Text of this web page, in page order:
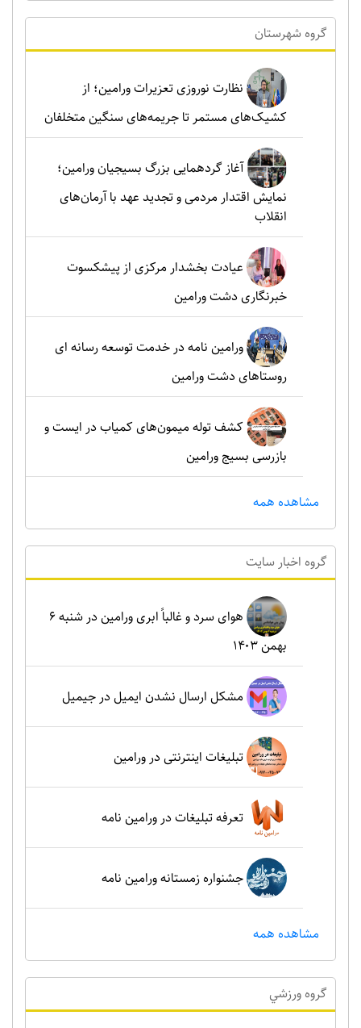
گروه شهرستان
نظارت نوروزی تعزیرات ورامین؛ از
کشیک‌های مستمر تا جریمه‌های سنگین متخلفان
آغاز گردهمایی بزرگ بسیجیان ورامین؛
نمایش اقتدار مردمی و تجدید عهد با آرمان‌های
انقلاب
عیادت بخشدار مرکزی از پیشکسوت
خبرنگاری دشت ورامین
ورامین نامه در خدمت توسعه رسانه ای
روستاهای دشت ورامین
کشف توله میمون‌های کمیاب در ایست و
بازرسی بسیج ورامین
مشاهده همه
گروه اخبار سايت
هوای سرد و غالباً ابری ورامین در شنبه ۶
بهمن ۱۴۰۳
مشکل ارسال نشدن ایمیل در جیمیل
تبلیغات اینترنتی در ورامین
تعرفه تبلیغات در ورامین نامه
جشنواره زمستانه ورامین نامه
مشاهده همه
گروه ورزشي